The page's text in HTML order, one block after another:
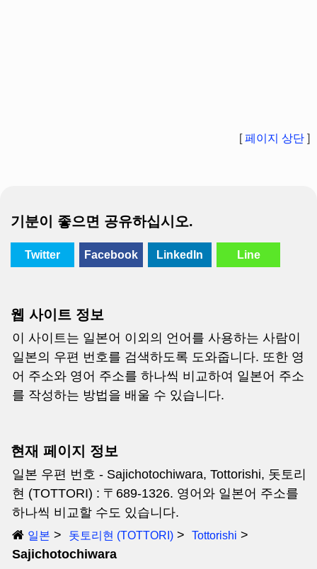
[페이지 상단 ]
기분이 좋으면 공유하십시오.
Twitter Facebook LinkedIn Line
웹 사이트 정보
이 사이트는 일본어 이외의 언어를 사용하는 사람이
일본의 우편 번호를 검색하도록 도와줍니다. 또한 영
어 주소와 영어 주소를 하나씩 비교하여 일본어 주소
를 작성하는 방법을 배울 수 있습니다.
현재 페이지 정보
일본 우편 번호 - Sajichotochiwara, Tottorishi, 돗토리
현 (TOTTORI) : 〒689-1326. 영어와 일본어 주소를
하나씩 비교할 수도 있습니다.
일본 돗토리현 (TOTTORI) Tottorishi
Sajichotochiwara